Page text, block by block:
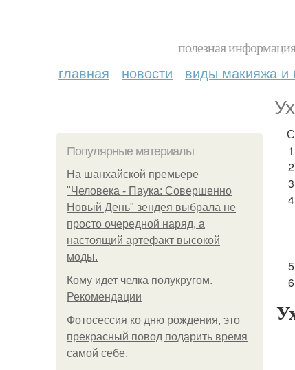
полезная
главная новости виды макияжа и
Популярные материалы
На шанхайской премьере
"Человека - Паука: Совершенно
Новый День" зендея выбрала не
просто очередной наряд, а
настоящий артефакт высокой
моды.
Кому идет челка полукругом.
Рекомендации
Фотосессия ко дню рождения, это
прекрасный повод подарить время
самой себе.